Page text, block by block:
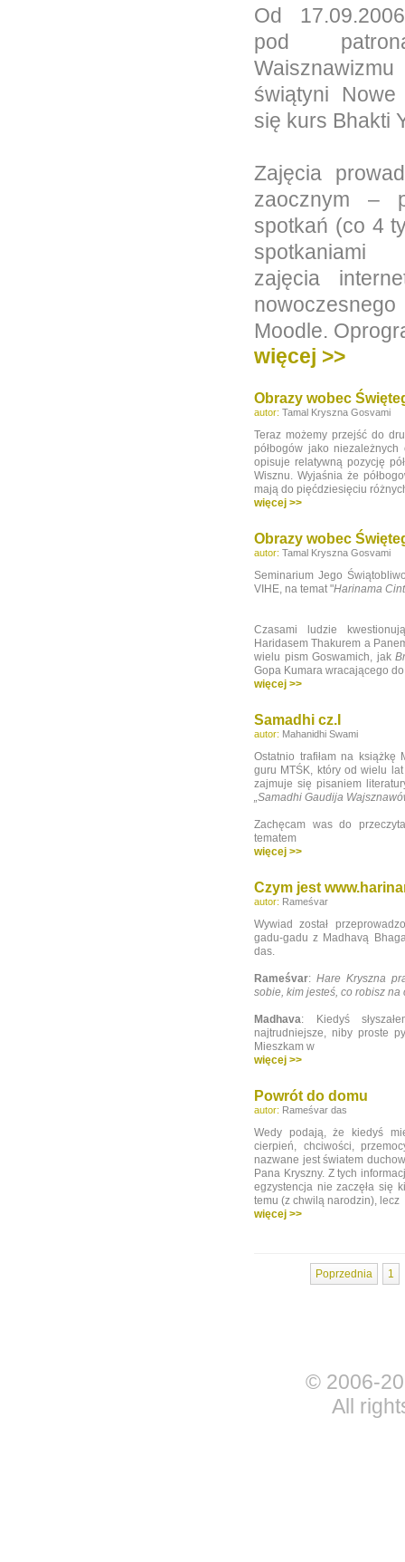
Od
pod
świątyni
się kurs Bhakti
Zajęcia
zaocznym –
spotkań (co 4
spotkaniami
zajęcia
Moodle.
więcej >>
Obrazy wobec
autor: Tamal Kryszna Gosvami
Teraz możemy przejść do
półbogów jako
opisuje relatywną pozycję
Wisznu. Wyjaśnia że
mają do pięćdziesięciu
więcej >>
Obrazy wobec
autor: Tamal Kryszna Gosvami
Seminarium Jego
VIHE, na temat "Harinama
Czasami ludzie
Haridasem Thakurem a
wielu pism Goswamich, jak
Gopa Kumara wracającego
więcej >>
Samadhi cz.I
autor: Mahanidhi Swami
Ostatnio trafiłam na książkę
guru MTŚK, który od wielu
zajmuje się pisaniem
„Samadhi Gaudija
Zachęcam was do
tematem
więcej >>
Czym jest
autor: Rameśvar
Wywiad został
gadu-gadu z Madhavą
das.
Rameśvar: Hare Kryszna
sobie, kim jesteś, co robisz na
Madhava: Kiedyś
najtrudniejsze, niby proste
Mieszkam w
więcej >>
Powrót do domu
autor: Rameśvar das
Wedy podają, że kiedyś
cierpień, chciwości,
nazwane jest światem
Pana Kryszny. Z tych
egzystencja nie zaczęła się
temu (z chwilą narodzin), lecz
więcej >>
Poprzednia 1
© 2006-
All